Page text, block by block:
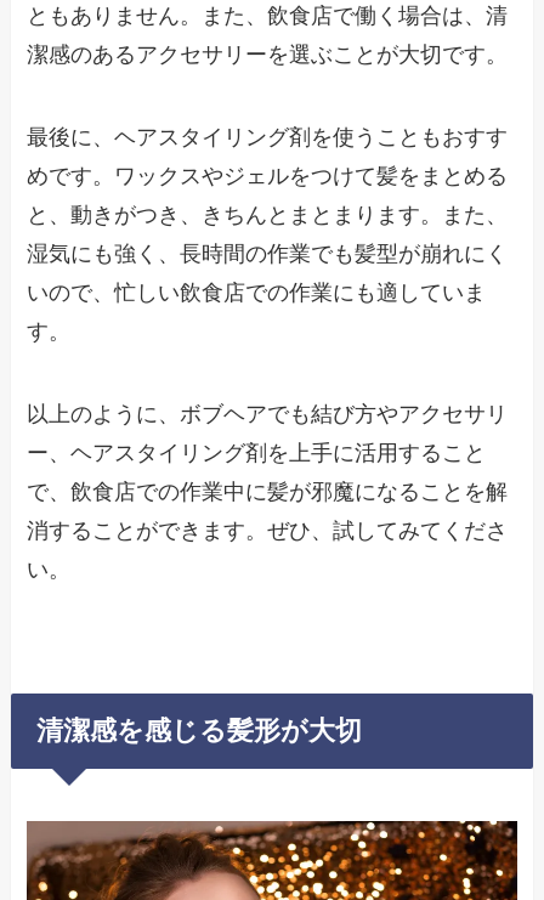
ともありません。また、飲食店で働く場合は、清
潔感のあるアクセサリーを選ぶことが大切です。
最後に、ヘアスタイリング剤を使うこともおすす
めです。ワックスやジェルをつけて髪をまとめる
と、動きがつき、きちんとまとまります。また、
湿気にも強く、長時間の作業でも髪型が崩れにく
いので、忙しい飲食店での作業にも適していま
す。
以上のように、ボブヘアでも結び方やアクセサリ
ー、ヘアスタイリング剤を上手に活用すること
で、飲食店での作業中に髪が邪魔になることを解
消することができます。ぜひ、試してみてくださ
い。
清潔感を感じる髪形が大切